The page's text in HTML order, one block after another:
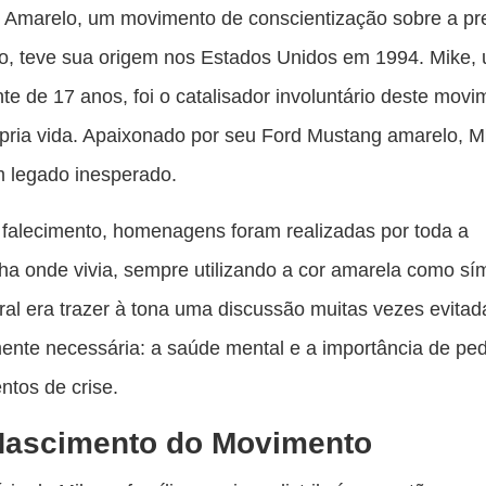
Amarelo, um movimento de conscientização sobre a
teve sua origem nos Estados Unidos em 1994. Mike,
de 17 anos, foi o catalisador involuntário deste
vida. Apaixonado por seu Ford Mustang amarelo,
legado inesperado.
homenagens foram realizadas por toda a
onde vivia, sempre utilizando a cor amarela como
era trazer à tona uma discussão muitas vezes
necessária: a saúde mental e a importância de
de crise.
do Movimento